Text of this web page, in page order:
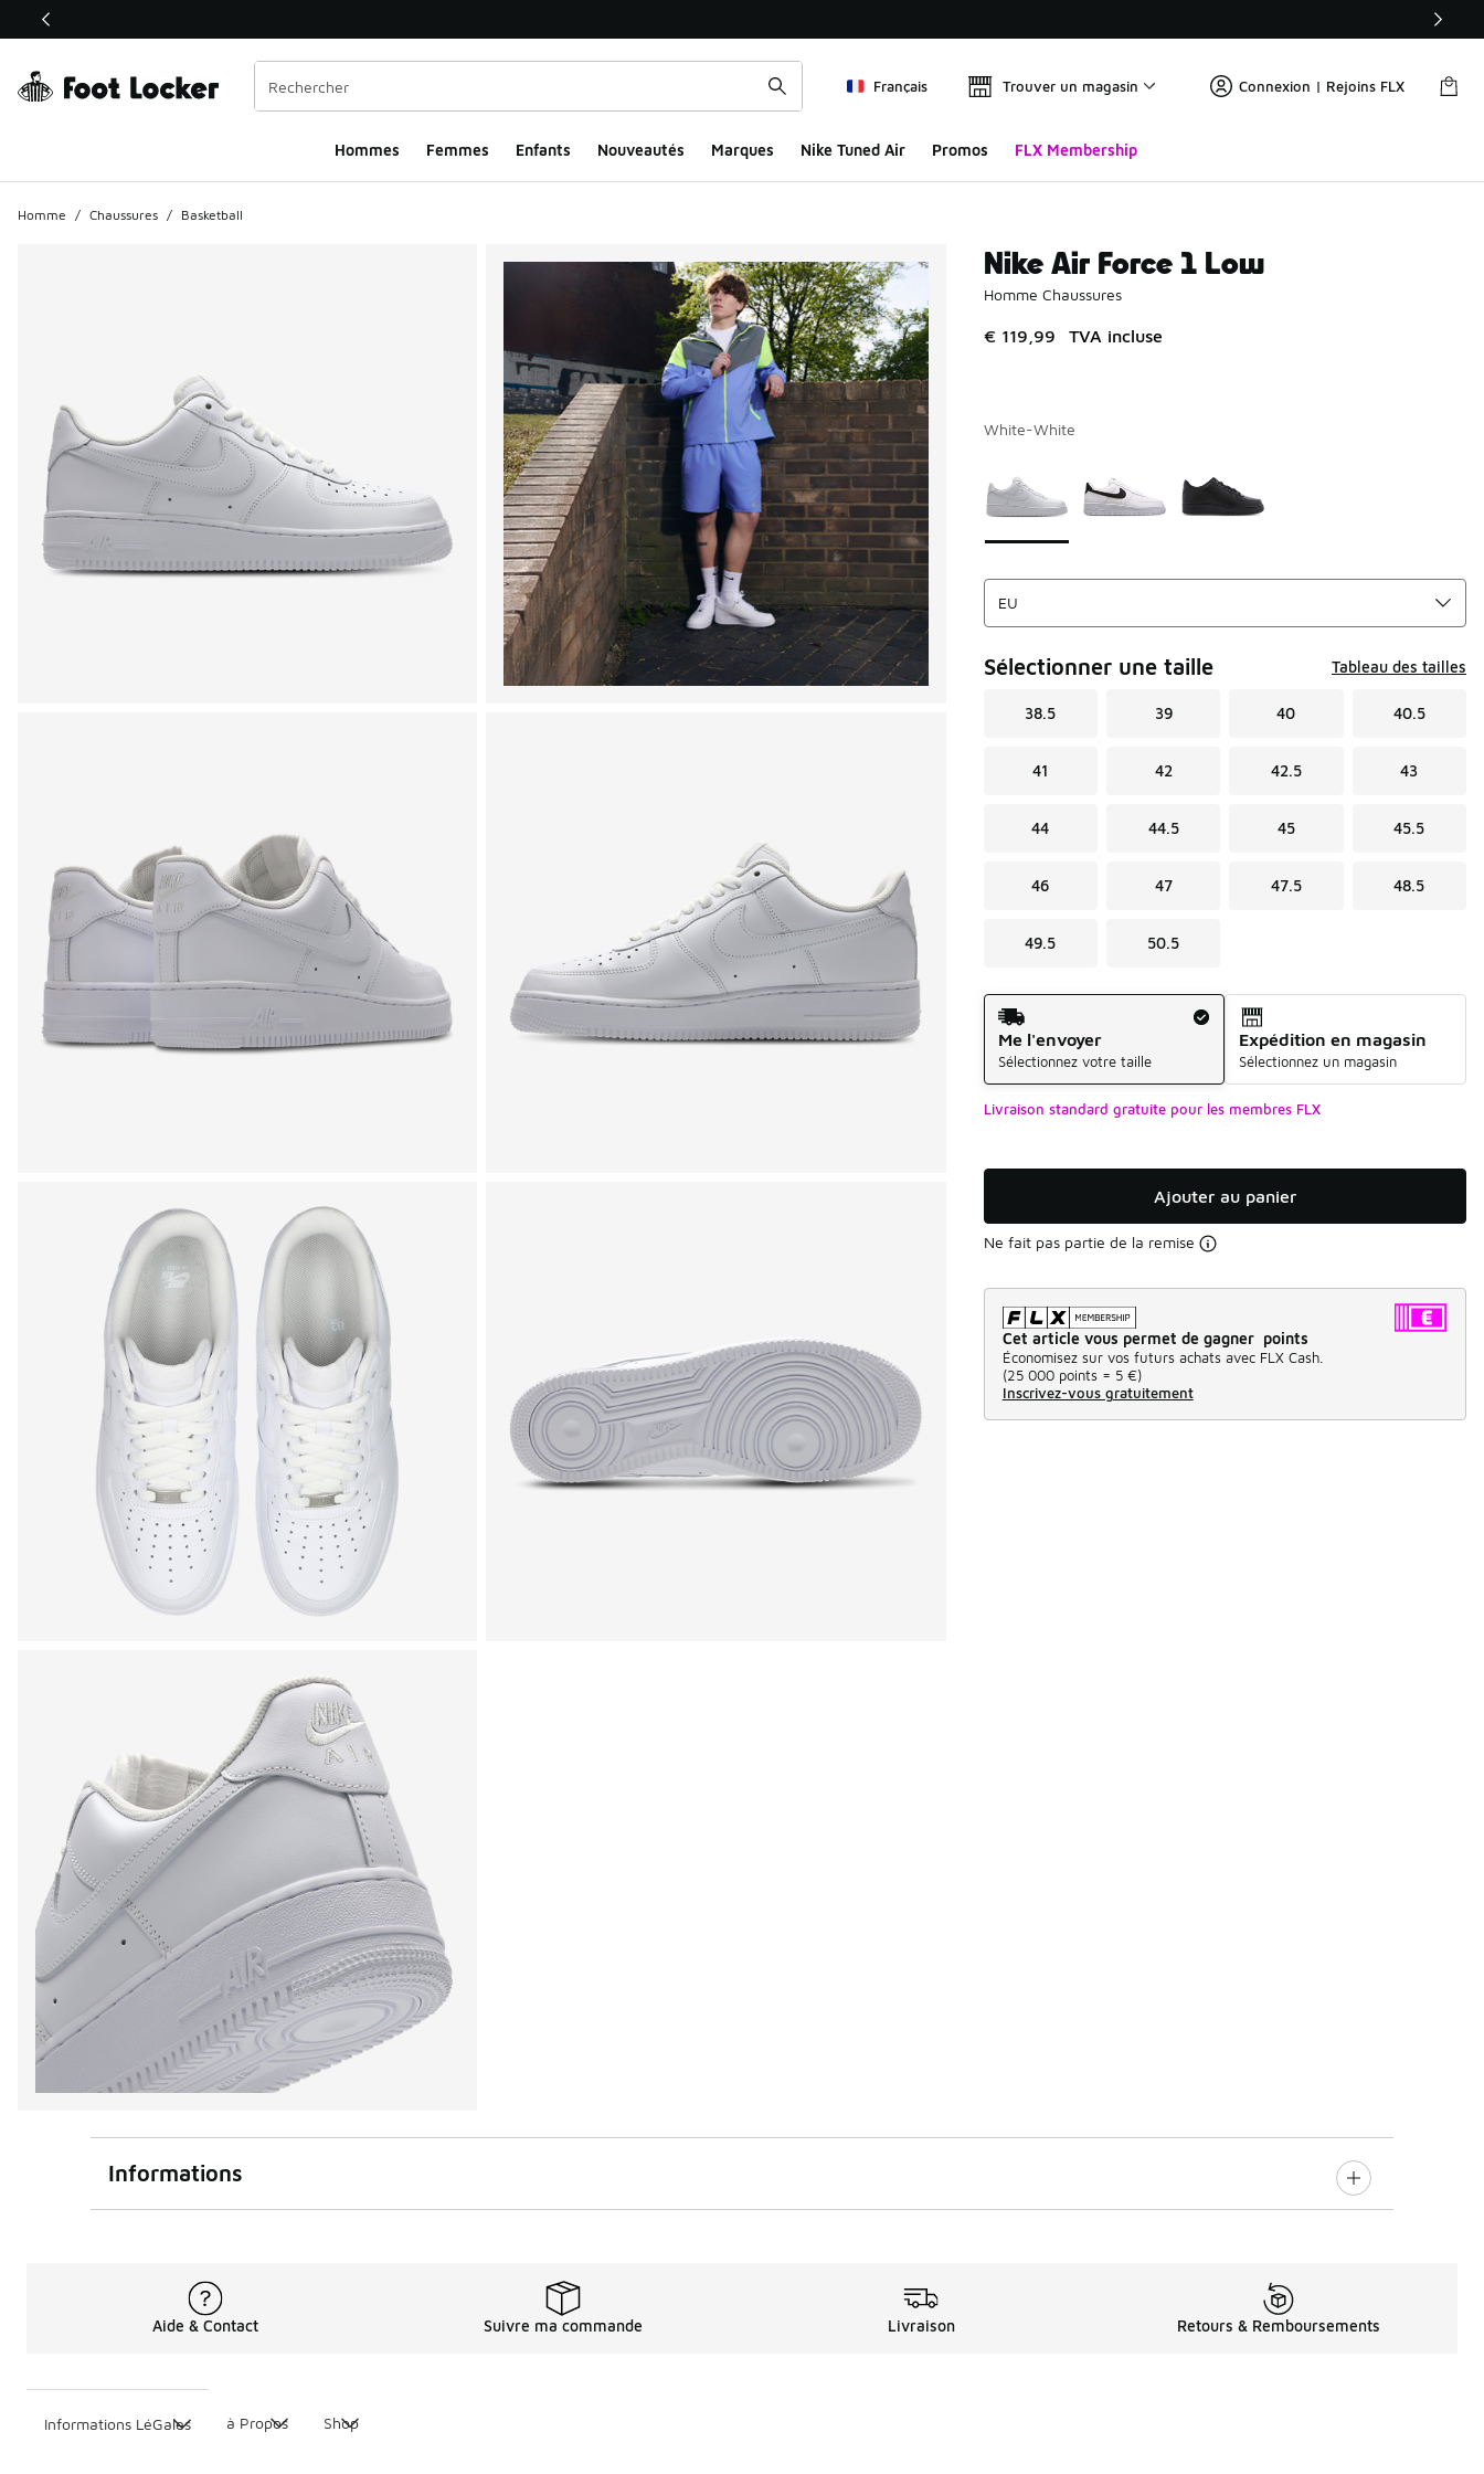
Ce lien ouvrira une nouvelle fenêtre
Français Trouver un magasin Connexion | Rejoins FLX
Hommes​ Femmes Enfants Nouveautés Marques Nike Tuned Air Promos FLX Membership
Homme / Chaussures / Basketball
Nike Air Force 1 Low
Homme Chaussures
€ 119,99 TVA incluse
White-White
Sélectionner une taille Tableau des tailles
38.5 39 40 40.5
41 42 42.5 43
44 44.5 45 45.5
46 47 47.5 48.5
49.5 50.5
Mode d'expédition
Me l'envoyer
Sélectionnez votre taille
Expédition en magasin
Sélectionnez un magasin
Livraison standard gratuite pour les membres FLX
Ajouter au panier
Ne fait pas partie de la remise
Cet article vous permet de gagner points
Économisez sur vos futurs achats avec FLX Cash.
(25 000 points = 5 €)
Inscrivez-vous gratuitement
Informations
Aide & Contact Suivre ma commande Livraison Retours & Remboursements
Informations LéGales à Propos Shop